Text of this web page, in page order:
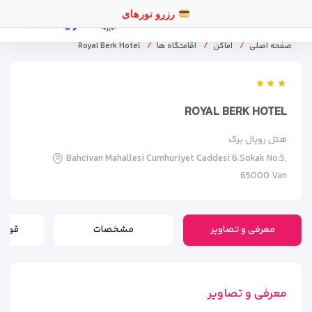
رزرو
صفحه اصلی اماکن اقامتگاه ها Royal Berk Hotel
ROYAL BERK HOTEL
هتل رویال برک
Bahcivan Mahallesi Cumhuriyet Caddesi 6.Sokak No:5,
65000 Van
معرفی و تصاویر مشخصات
معرفی و تصاویر